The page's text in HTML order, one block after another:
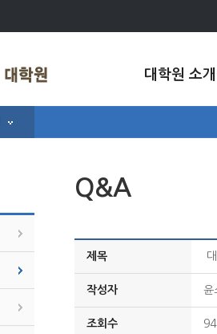
대학원 소개
Q&A
제목
작성자 윤
조회수